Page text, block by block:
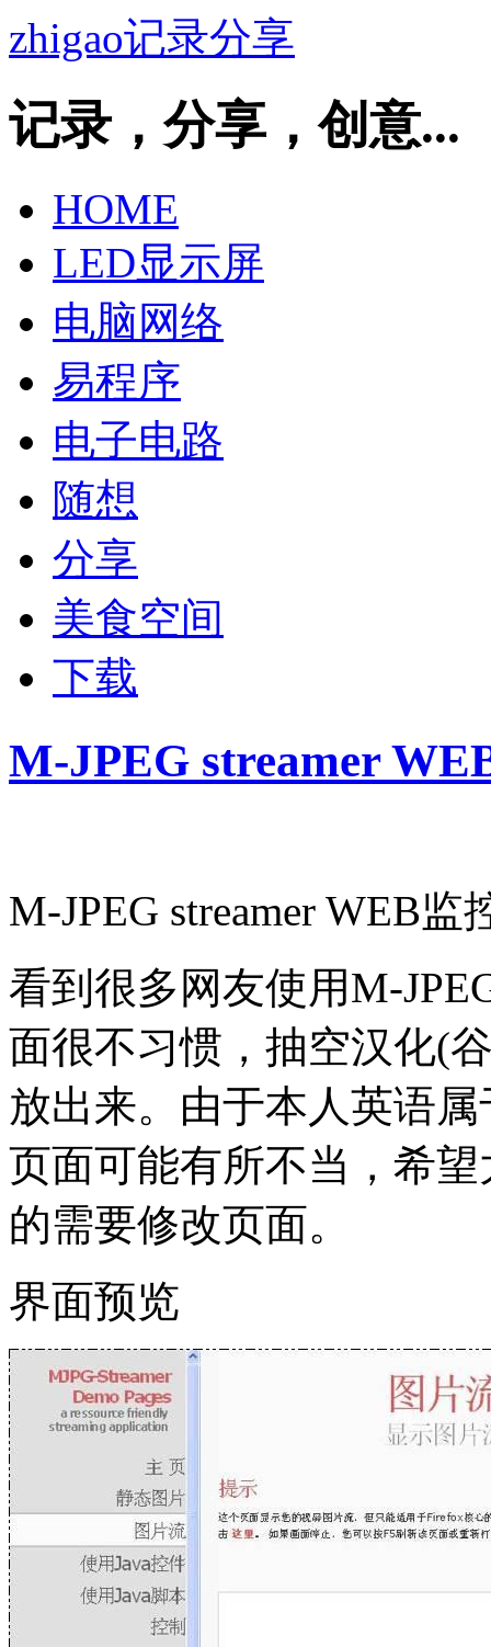
zhigao记录分享
记录，分享，创意...
HOME
LED显示屏
电脑网络
易程序
电子电路
随想
分享
美食空间
下载
M-JPEG streamer
M-JPEG streamer WEB
看到很多网友使用M-
面很不习惯，抽空汉化(
放出来。由于本人英语
页面可能有所不当，希
的需要修改页面。
界面预览